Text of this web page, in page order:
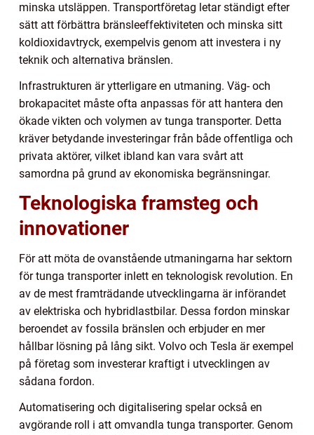
minska utsläppen. Transportföretag letar ständigt efter
sätt att förbättra bränsleeffektiviteten och minska sitt
koldioxidavtryck, exempelvis genom att investera i ny
teknik och alternativa bränslen.
Infrastrukturen är ytterligare en utmaning. Väg- och
brokapacitet måste ofta anpassas för att hantera den
ökade vikten och volymen av tunga transporter. Detta
kräver betydande investeringar från både offentliga och
privata aktörer, vilket ibland kan vara svårt att
samordna på grund av ekonomiska begränsningar.
Teknologiska framsteg och
innovationer
För att möta de ovanstående utmaningarna har sektorn
för tunga transporter inlett en teknologisk revolution. En
av de mest framträdande utvecklingarna är införandet
av elektriska och hybridlastbilar. Dessa fordon minskar
beroendet av fossila bränslen och erbjuder en mer
hållbar lösning på lång sikt. Volvo och Tesla är exempel
på företag som investerar kraftigt i utvecklingen av
sådana fordon.
Automatisering och digitalisering spelar också en
avgörande roll i att omvandla tunga transporter. Genom